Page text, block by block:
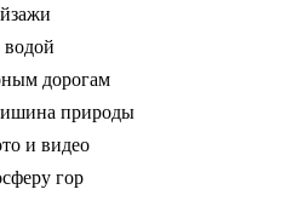
дорогам
природы
и видео
гор